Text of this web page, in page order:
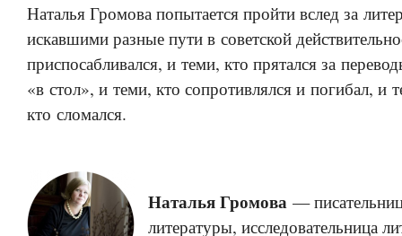
Наталья Громова попытается пройти вслед за
искавшими разные пути в советской
приспосабливался, и теми, кто прятался за
«в стол», и теми, кто сопротивлялся и погибал, и
кто сломался.
Наталья Громова —
литературы, исследовательница